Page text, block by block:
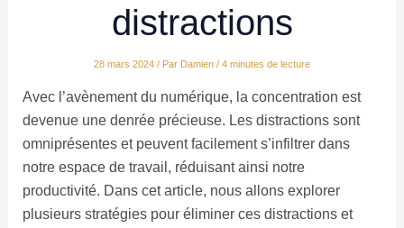
distractions
28 mars 2024 / Par Damien / 4 minutes de lecture
Avec l’avènement du numérique, la concentration est
devenue une denrée précieuse. Les distractions sont
omniprésentes et peuvent facilement s’infiltrer dans
notre espace de travail, réduisant ainsi notre
productivité. Dans cet article, nous allons explorer
plusieurs stratégies pour éliminer ces distractions et